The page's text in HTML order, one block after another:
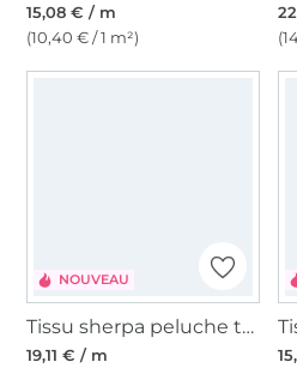
15,08 € / m
(10,40 € / 1 m²)
NOUVEAU
Tissu sherpa peluche teddy Chevron Power
19,11 € / m